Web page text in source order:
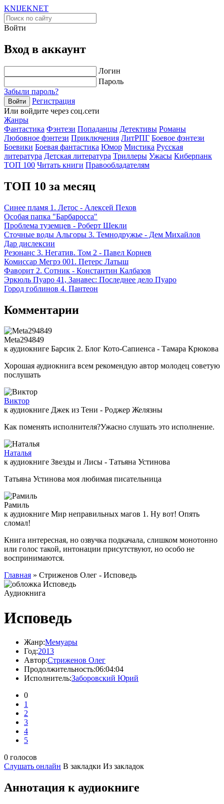
KNIJEKNET
Войти
Вход в аккаунт
Логин
Пароль
Забыли пароль?
Войти
Регистрация
Или войдите через соц.сети
Жанры
Фантастика Фэнтези Попаданцы Детективы Романы
Любовное фэнтези Приключения ЛитРПГ Боевое фэнтези
Боевики Боевая фантастика Юмор Мистика Русская
литература Детская литература Триллеры Ужасы Киберпанк
ТОП 100 Читать книги Правообладателям
ТОП 10 за месяц
Синее пламя 1. Летос - Алексей Пехов
Особая папка "Барбаросса"
Проблема туземцев - Роберт Шекли
Сточные воды Альгоры 3. Темнодружье - Дем Михайлов
Дар дислексии
Резонанс 3. Негатив. Том 2 - Павел Корнев
Комиссар Мегрэ 001. Петерс Латыш
Фаворит 2. Сотник - Константин Калбазов
Эркюль Пуаро 41, Занавес: Последнее дело Пуаро
Город гоблинов 4. Пантеон
Комментарии
Meta294849
к аудиокниге Барсик 2. Блог Кото-Сапиенса - Тамара Крюкова
Хорошая аудиокнига всем рекомендую автор молодец советую
послушать
Виктор
к аудиокниге Джек из Тени - Роджер Желязны
Как поменять исполнителя?Ужасно слушать это исполнение.
Наталья
к аудиокниге Звезды и Лисы - Татьяна Устинова
Татьяна Устинова моя любимая писательница
Рамиль
к аудиокниге Мир неправильных магов 1. Ну вот! Опять
сломал!
Книга интересная, но озвучка подкачала, слишком монотонно
или голос такой, интонации присутствуют, но особо не
воспринимаются.
Главная » Стриженов Олег - Исповедь
Аудиокнига
Исповедь
Жанр:Мемуары
Год:2013
Автор:Стриженов Олег
Продолжительность:06:04:04
Исполнитель:Заборовский Юрий
0
1
2
3
4
5
0 голосов
Слушать онлайн В закладки Из закладок
Аннотация к аудиокниге